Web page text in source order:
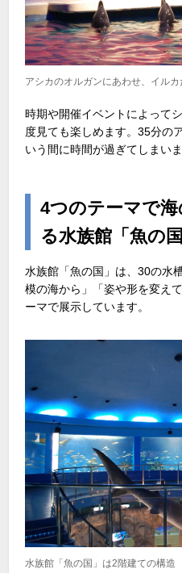
アシカのオルガンにあわせ、イル
時期や開催イベントによって
度見ても楽しめます。35分の
いう間に時間が過ぎてしまいま
4つのテーマで
る水族館「魚の国
水族館「魚の国」は、30の水
模の海から」「姿や形を変え
ーマで展示しています。
水族館「魚の国」は2階建ての構造